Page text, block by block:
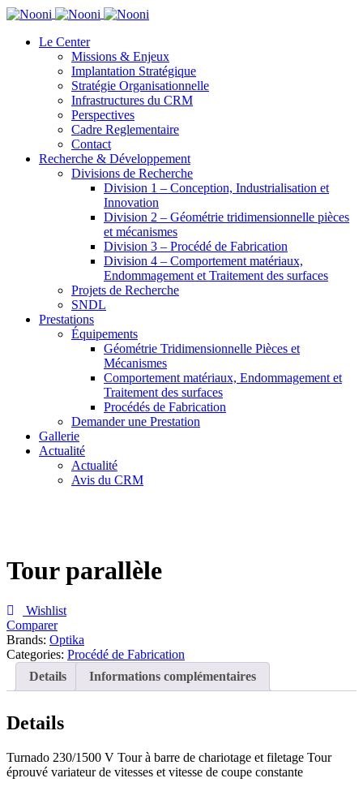
Le Center
Missions & Enjeux
Implantation Stratégique
Stratégie Organisationnelle
Infrastructures du CRM
Perspectives
Cadre Reglementaire
Contact
Recherche & Développement
Divisions de Recherche
Division 1 – Conception, Industrialisation et
Innovation
Division 2 – Géométrie tridimensionnelle pièces
et mécanismes
Division 3 – Procédé de Fabrication
Division 4 – Comportement matériaux,
Endommagement et Traitement des surfaces
Projets de Recherche
SNDL
Prestations
Équipements
Géométrie Tridimensionnelle Pièces et
Mécanismes
Comportement matériaux, Endommagement et
Traitement des surfaces
Procédés de Fabrication
Demander une Prestation
Gallerie
Actualité
Actualité
Avis du CRM
Tour parallèle
Wishlist
Comparer
Brands: Optika
Categories: Procédé de Fabrication
Details
Informations complémentaires
Details
Turnado 230/1500 V Tour à barre de chariotage et filetage Tour
éprouvé variateur de vitesses et vitesse de coupe constante